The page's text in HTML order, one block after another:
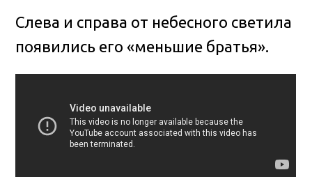
Слева и справа от небесного светила
появились его «меньшие братья».